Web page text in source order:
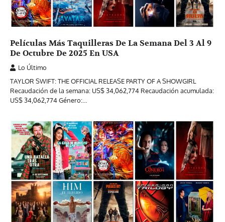
Películas Más Taquilleras De La Semana Del 3 Al 9
De Octubre De 2025 En USA
Lo Último
TAYLOR SWIFT: THE OFFICIAL RELEASE PARTY OF A SHOWGIRL
Recaudación de la semana: US$ 34,062,774 Recaudación acumulada:
US$ 34,062,774 Género:…